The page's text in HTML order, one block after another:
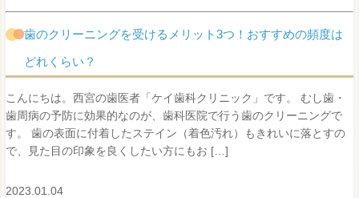
歯のクリーニングを受けるメリット3つ！おすすめの頻度は
どれくらい？
こんにちは。西宮の歯医者「ケイ歯科クリニック」です。 むし歯・
歯周病の予防に効果的なのが、歯科医院で行う歯のクリーニングで
す。 歯の表面に付着したステイン（着色汚れ）もきれいに落とすの
で、見た目の印象を良くしたい方にもお […]
2023.01.04